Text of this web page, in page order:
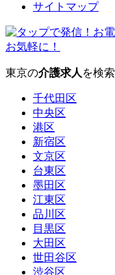
サイトマップ
東京の介護求人 を検索
千代田区
中央区
港区
新宿区
文京区
台東区
墨田区
江東区
品川区
目黒区
大田区
世田谷区
渋谷区